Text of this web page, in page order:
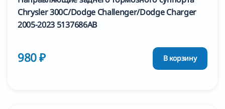
Chrysler 300C/Dodge Challenger/Dodge Charger
2005-2023 5137686AB
980 ₽ В корзину